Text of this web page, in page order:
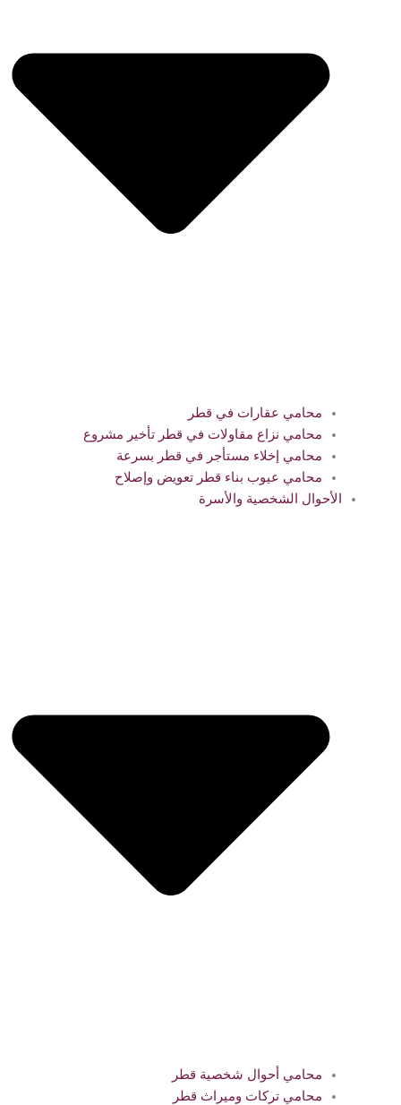
محامي عقارات في قطر
محامي نزاع مقاولات في قطر تأخير مشروع
محامي إخلاء مستأجر في قطر بسرعة
محامي عيوب بناء قطر تعويض وإصلاح
الأحوال الشخصية والأسرة
محامي أحوال شخصية قطر
محامي تركات وميراث قطر